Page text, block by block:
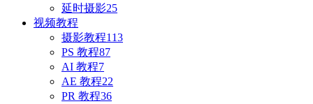
延时摄影25
视频教程
摄影教程113
PS 教程87
AI 教程7
AE 教程22
PR 教程36